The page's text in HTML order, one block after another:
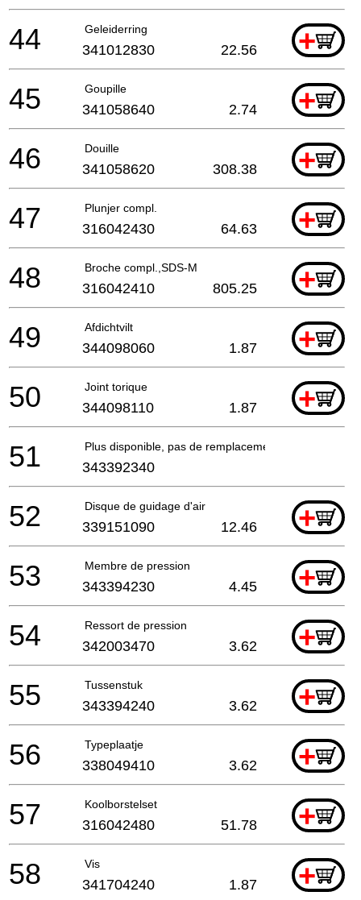
Geleiderring +
44 341012830 22.56
Goupille +
45 341058640 2.74
Douille +
46 341058620 308.38
Plunjer compl. +
47 316042430 64.63
Broche compl.,SDS-M +
48 316042410 805.25
Afdichtvilt +
49 344098060 1.87
Joint torique +
50 344098110 1.87
Plus disponible, pas de remplacement
51 343392340
Disque de guidage d'air +
52 339151090 12.46
Membre de pression +
53 343394230 4.45
Ressort de pression +
54 342003470 3.62
Tussenstuk +
55 343394240 3.62
Typeplaatje +
56 338049410 3.62
Koolborstelset +
57 316042480 51.78
Vis +
58 341704240 1.87